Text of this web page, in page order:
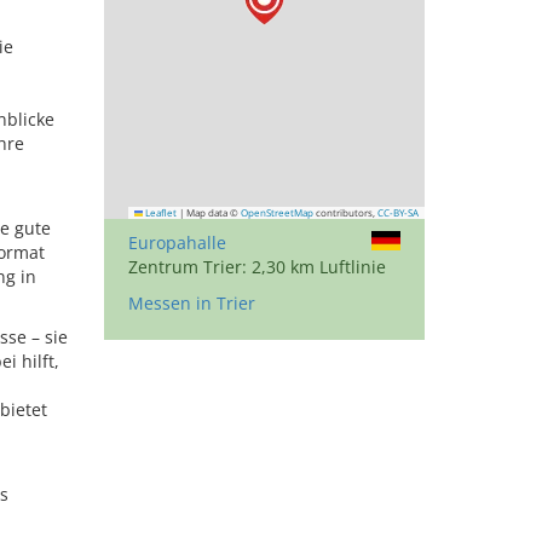
gute
in
– sie
hilft,
Leaflet | Map data © OpenStreetMap contributors, CC-BY-SA
Europahalle
Zentrum Trier: 2,30 km Luftlinie
Messen in Trier